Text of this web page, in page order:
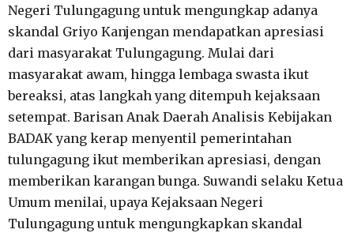
Negeri Tulungagung untuk mengungkap adanya
skandal Griyo Kanjengan mendapatkan apresiasi
dari masyarakat Tulungagung. Mulai dari
masyarakat awam, hingga lembaga swasta ikut
bereaksi, atas langkah yang ditempuh kejaksaan
setempat. Barisan Anak Daerah Analisis Kebijakan
BADAK yang kerap menyentil pemerintahan
tulungagung ikut memberikan apresiasi, dengan
memberikan karangan bunga. Suwandi selaku Ketua
Umum menilai, upaya Kejaksaan Negeri
Tulungagung untuk mengungkapkan skandal